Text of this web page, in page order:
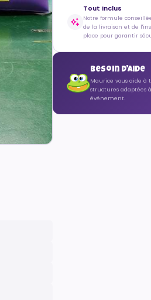
Tout inclus
Notre formule
de la livraison et de
place pour garantir
Besoin d'aide
Maurice vous aide à
structures adaptées
événement.